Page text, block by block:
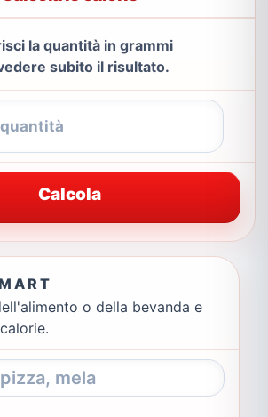
la quantità in grammi
subito il risultato.
Calcola
o della bevanda e